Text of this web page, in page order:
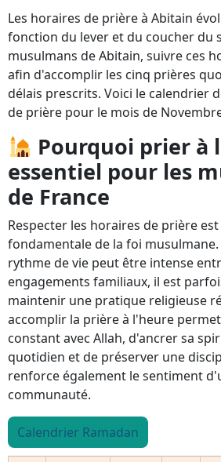
Les horaires de prière à Abitain
fonction du lever et du coucher du
musulmans de Abitain, suivre ces
afin d'accomplir les cinq prières
délais prescrits. Voici le calendrier
de prière pour le mois de
Pourquoi prier à
essentiel pour les
de France
Respecter les horaires de prière
fondamentale de la foi musulmane.
rythme de vie peut être intense
engagements familiaux, il est
maintenir une pratique religieuse
accomplir la prière à l'heure
constant avec Allah, d'ancrer sa
quotidien et de préserver une
renforce également le sentiment
communauté.
Calendrier Ramadan